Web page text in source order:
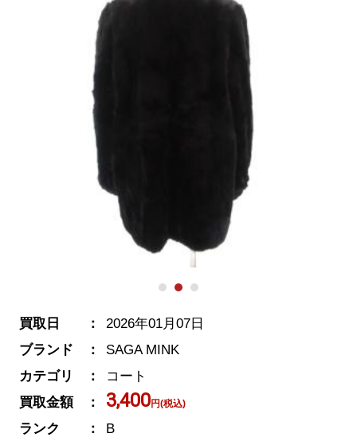
買取日
2026年01月07日
ブランド
SAGA MINK
カテゴリ
コート
買取金額
3,400円(税込)
ランク
B